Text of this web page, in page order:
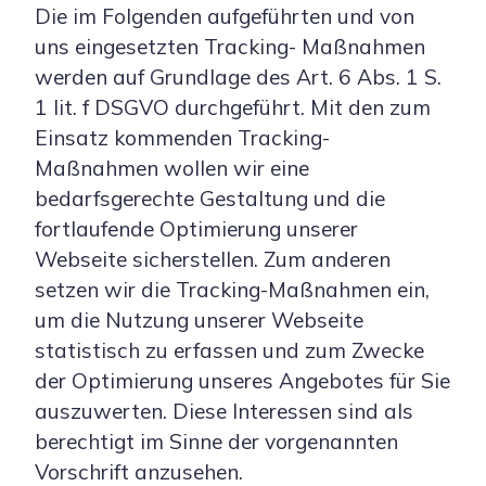
Die im Folgenden aufgeführten und von
uns eingesetzten Tracking- Maßnahmen
werden auf Grundlage des Art. 6 Abs. 1 S.
1 lit. f DSGVO durchgeführt. Mit den zum
Einsatz kommenden Tracking-
Maßnahmen wollen wir eine
bedarfsgerechte Gestaltung und die
fortlaufende Optimierung unserer
Webseite sicherstellen. Zum anderen
setzen wir die Tracking-Maßnahmen ein,
um die Nutzung unserer Webseite
statistisch zu erfassen und zum Zwecke
der Optimierung unseres Angebotes für Sie
auszuwerten. Diese Interessen sind als
berechtigt im Sinne der vorgenannten
Vorschrift anzusehen.